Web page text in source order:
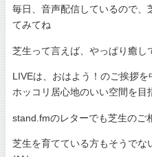
毎日、音声配信しているので、
てみてね
芝生って言えば、やっぱり癒し
LIVEは、おはよう！のご挨拶を
ホッコリ居心地のいい空間を目
stand.fmのレターでも芝生のご
芝生を育てている方もそうでな